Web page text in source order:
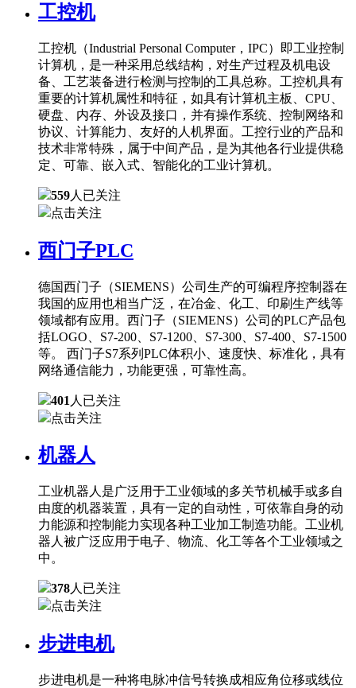
工控机
工控机（Industrial Personal Computer，IPC）即工业控制
计算机，是一种采用总线结构，对生产过程及机电设
备、工艺装备进行检测与控制的工具总称。工控机具有
重要的计算机属性和特征，如具有计算机主板、CPU、
硬盘、内存、外设及接口，并有操作系统、控制网络和
协议、计算能力、友好的人机界面。工控行业的产品和
技术非常特殊，属于中间产品，是为其他各行业提供稳
定、可靠、嵌入式、智能化的工业计算机。
559人已关注
点击关注
西门子PLC
德国西门子（SIEMENS）公司生产的可编程序控制器在
我国的应用也相当广泛，在冶金、化工、印刷生产线等
领域都有应用。西门子（SIEMENS）公司的PLC产品包
括LOGO、S7-200、S7-1200、S7-300、S7-400、S7-1500
等。 西门子S7系列PLC体积小、速度快、标准化，具有
网络通信能力，功能更强，可靠性高。
401 人已关注
点击关注
机器人
工业机器人是广泛用于工业领域的多关节机械手或多自
由度的机器装置，具有一定的自动性，可依靠自身的动
力能源和控制能力实现各种工业加工制造功能。工业机
器人被广泛应用于电子、物流、化工等各个工业领域之
中。
378人已关注
点击关注
步进电机
步进电机是一种将电脉冲信号转换成相应角位移或线位